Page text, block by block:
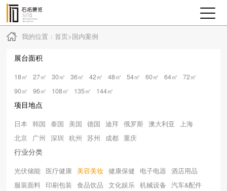
我的位置： 首页>国内案例
展台面积
18㎡ 27㎡ 30㎡ 36㎡ 42㎡ 48㎡ 54㎡ 60㎡ 64㎡
72㎡
90㎡
96㎡ 108㎡ 135㎡ 144㎡
项目地点
日本 韩国 泰国 美国 德国 迪拜 俄罗斯 澳大利亚
上海
北京
广州 深圳 杭州 苏州 成都 重庆
行业分类
光伏储能 医疗健康 美容美妆 健康保健 电子电器
酒店用品
服装面料
印刷包装 食品饮品 文化娱乐 机械设备
汽车&配件